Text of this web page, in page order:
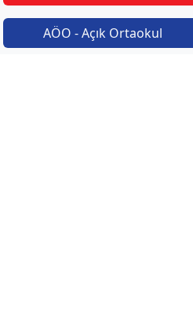
AÖO - Açık Ortaokul